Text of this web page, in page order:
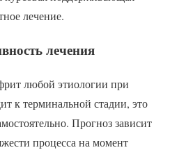
лечение.
лечения
любой этиологии при
к терминальной стадии, это
Прогноз зависит
процесса на момент